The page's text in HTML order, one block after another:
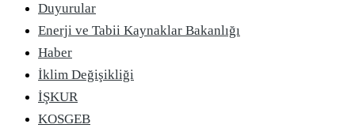
Duyurular
Enerji ve Tabii Kaynaklar Bakanlığı
Haber
İklim Değişikliği
İŞKUR
KOSGEB